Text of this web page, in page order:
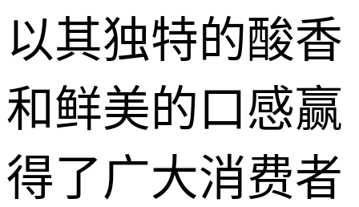
以其独特的酸香
和鲜美的口感赢
得了广大消费者